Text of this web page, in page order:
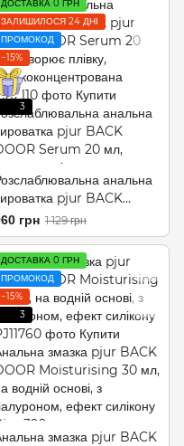
ДОСТАВКА 0 ГРН
ЗАЛИШИЛОСЯ 24 ДНІ
ПРОМОКОД
−15%
3
анальна
pjur BACK
Serum 20 мл,
плівку,
грн 1 129 грн
ДОСТАВКА 0 ГРН
ПРОМОКОД
−15%
3
змазка pjur BACK